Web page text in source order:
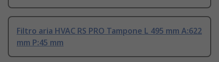
Filtro aria HVAC RS PRO Tampone L 495 mm A:622
mm P:45 mm